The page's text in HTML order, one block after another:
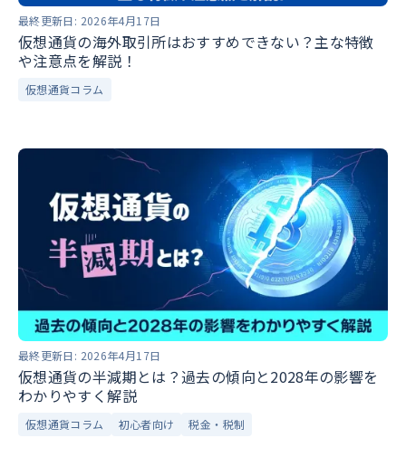
最終更新日: 2026年4月17日
仮想通貨の海外取引所はおすすめできない？主な特徴
や注意点を解説！
仮想通貨コラム
最終更新日: 2026年4月17日
仮想通貨の半減期とは？過去の傾向と2028年の影響を
わかりやすく解説
仮想通貨コラム 初心者向け 税金・税制